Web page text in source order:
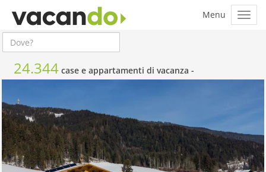
24.344 case e appartamenti di vacanza -